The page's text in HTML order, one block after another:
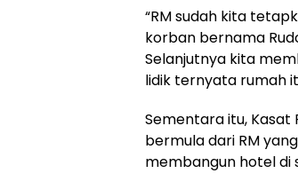
“RM sudah kita
korban bernama
Selanjutnya kita
lidik ternyata rumah
Sementara itu, Kasat
bermula dari RM
membangun hotel di